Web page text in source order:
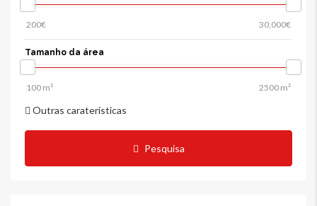
Tamanho da área
Outras caraterísticas
Pesquisa